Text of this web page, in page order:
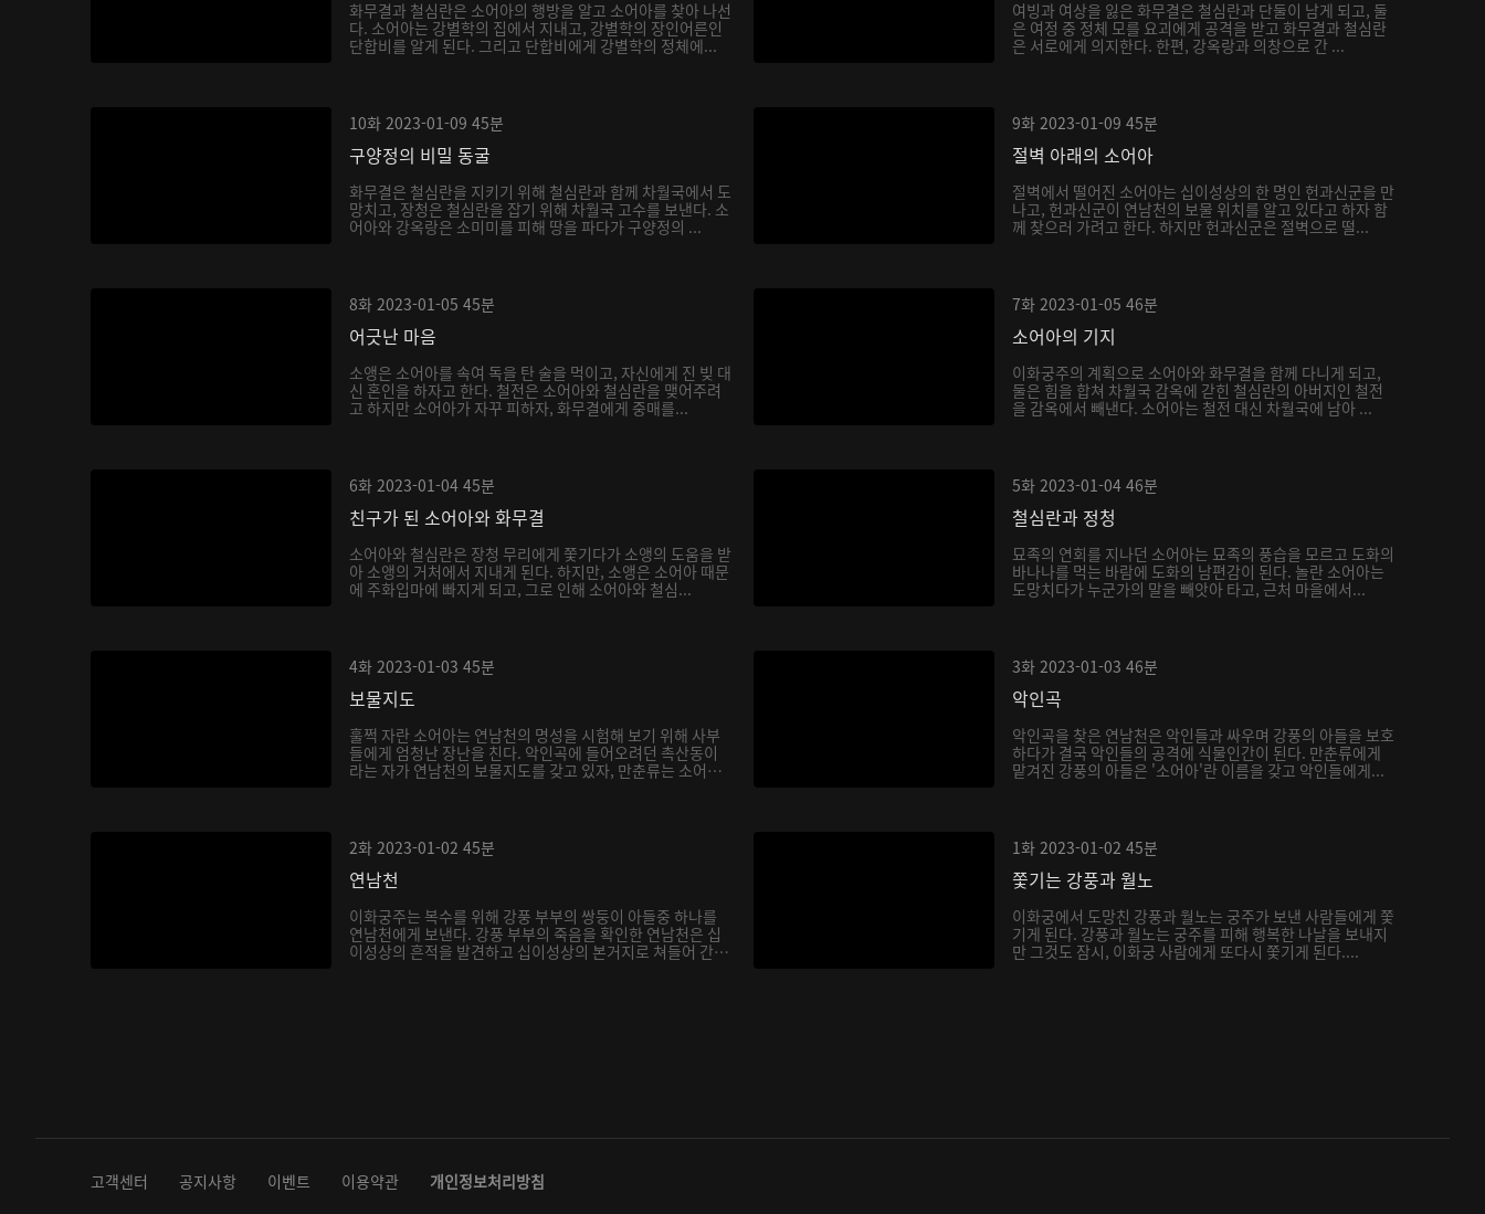
화무결과 철심란은 소어아의 행방을 알고 소어아를 찾아 나선
다. 소어아는 강별학의 집에서 지내고, 강별학의 장인어른인
단합비를 알게 된다. 그리고 단합비에게 강별학의 정체에...
여빙과 여상을 잃은 화무결은 철심란과 단둘이 남게 되고, 둘
은 여정 중 정체 모를 요괴에게 공격을 받고 화무결과 철심란
은 서로에게 의지한다. 한편, 강옥랑과 의창으로 간 ...
10화 2023-01-09 45분
구양정의 비밀 동굴
화무결은 철심란을 지키기 위해 철심란과 함께 차월국에서 도
망치고, 장청은 철심란을 잡기 위해 차월국 고수를 보낸다. 소
어아와 강옥랑은 소미미를 피해 땅을 파다가 구양정의 ...
9화 2023-01-09 45분
절벽 아래의 소어아
절벽에서 떨어진 소어아는 십이성상의 한 명인 헌과신군을 만
나고, 헌과신군이 연남천의 보물 위치를 알고 있다고 하자 함
께 찾으러 가려고 한다. 하지만 헌과신군은 절벽으로 떨...
8화 2023-01-05 45분
어긋난 마음
소앵은 소어아를 속여 독을 탄 술을 먹이고, 자신에게 진 빚 대
신 혼인을 하자고 한다. 철전은 소어아와 철심란을 맺어주려
고 하지만 소어아가 자꾸 피하자, 화무결에게 중매를...
7화 2023-01-05 46분
소어아의 기지
이화궁주의 계획으로 소어아와 화무결을 함께 다니게 되고,
둘은 힘을 합쳐 차월국 감옥에 갇힌 철심란의 아버지인 철전
을 감옥에서 빼낸다. 소어아는 철전 대신 차월국에 남아 ...
6화 2023-01-04 45분
친구가 된 소어아와 화무결
소어아와 철심란은 장청 무리에게 쫓기다가 소앵의 도움을 받
아 소앵의 거처에서 지내게 된다. 하지만, 소앵은 소어아 때문
에 주화입마에 빠지게 되고, 그로 인해 소어아와 철심...
5화 2023-01-04 46분
철심란과 정청
묘족의 연회를 지나던 소어아는 묘족의 풍습을 모르고 도화의
바나나를 먹는 바람에 도화의 남편감이 된다. 놀란 소어아는
도망치다가 누군가의 말을 빼앗아 타고, 근처 마을에서...
4화 2023-01-03 45분
보물지도
훌쩍 자란 소어아는 연남천의 명성을 시험해 보기 위해 사부
들에게 엄청난 장난을 친다. 악인곡에 들어오려던 촉산동이
라는 자가 연남천의 보물지도를 갖고 있자, 만춘류는 소어
3화 2023-01-03 46분
악인곡
악인곡을 찾은 연남천은 악인들과 싸우며 강풍의 아들을 보호
하다가 결국 악인들의 공격에 식물인간이 된다. 만춘류에게
맡겨진 강풍의 아들은 '소어아'란 이름을 갖고 악인들에게...
2화 2023-01-02 45분
연남천
이화궁주는 복수를 위해 강풍 부부의 쌍둥이 아들중 하나를
연남천에게 보낸다. 강풍 부부의 죽음을 확인한 연남천은 십
이성상의 흔적을 발견하고 십이성상의 본거지로 쳐들어 간
1화 2023-01-02 45분
쫓기는 강풍과 월노
이화궁에서 도망친 강풍과 월노는 궁주가 보낸 사람들에게 쫓
기게 된다. 강풍과 월노는 궁주를 피해 행복한 나날을 보내지
만 그것도 잠시, 이화궁 사람에게 또다시 쫓기게 된다....
고객센터 공지사항 이벤트 이용약관 개인정보처리방침